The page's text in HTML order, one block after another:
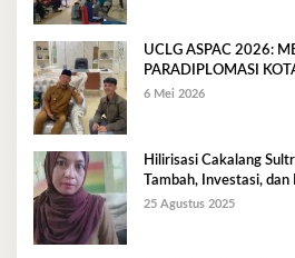
UCLG ASPAC 2026:
PARADIPLOMASI
6 Mei 2026
Hilirisasi Cakalang
Tambah, Investasi,
Berkelanjutan
25 Agustus 2025